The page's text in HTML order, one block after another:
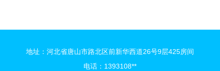
地址：河北省唐山市路北区前新华西道26号9层425房间
电话：1393108**